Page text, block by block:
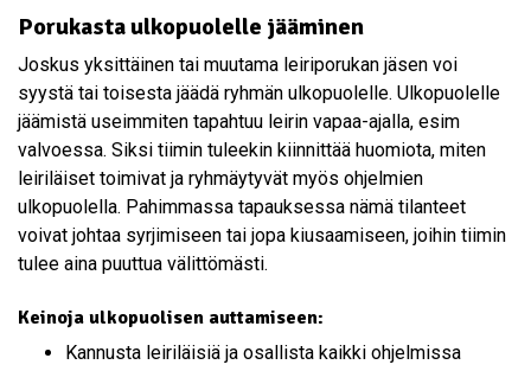
Porukasta ulkopuolelle jääminen
Joskus yksittäinen tai muutama leiriporukan jäsen voi
syystä tai toisesta jäädä ryhmän ulkopuolelle. Ulkopuolelle
jäämistä useimmiten tapahtuu leirin vapaa-ajalla, esim
valvoessa. Siksi tiimin tuleekin kiinnittää huomiota, miten
leiriläiset toimivat ja ryhmäytyvät myös ohjelmien
ulkopuolella. Pahimmassa tapauksessa nämä tilanteet
voivat johtaa syrjimiseen tai jopa kiusaamiseen, joihin tiimin
tulee aina puuttua välittömästi.
Keinoja ulkopuolisen auttamiseen:
Kannusta leiriläisiä ja osallista kaikki ohjelmissa